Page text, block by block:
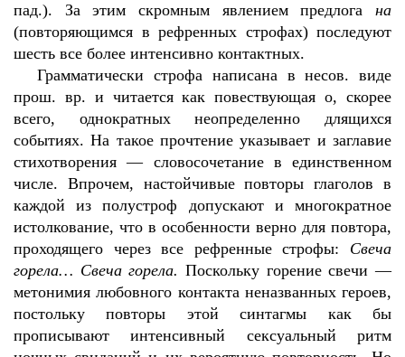
пад.). За этим скромным явлением предлога на
(повторяющимся в рефренных строфах) последуют
шесть все более интенсивно контактных.
Грамматически строфа написана в несов. виде
прош. вр. и читается как повествующая о, скорее
всего, однократных неопределенно длящихся
событиях. На такое прочтение указывает и заглавие
стихотворения — словосочетание в единственном
числе. Впрочем, настойчивые повторы глаголов в
каждой из полустроф допускают и многократное
истолкование, что в особенности верно для повтора,
проходящего через все рефренные строфы: Свеча
горела… Свеча горела. Поскольку горение свечи —
метонимия любовного контакта неназванных героев,
постольку повторы этой синтагмы как бы
прописывают интенсивный сексуальный ритм